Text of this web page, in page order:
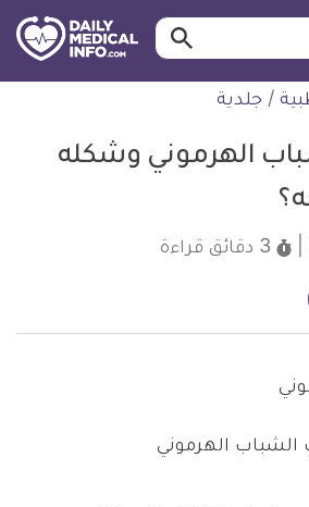
ابحث…
/ جلدية
الهرموني وشكله
3 دقائق قراءة
ميديكال انفو
الهرموني